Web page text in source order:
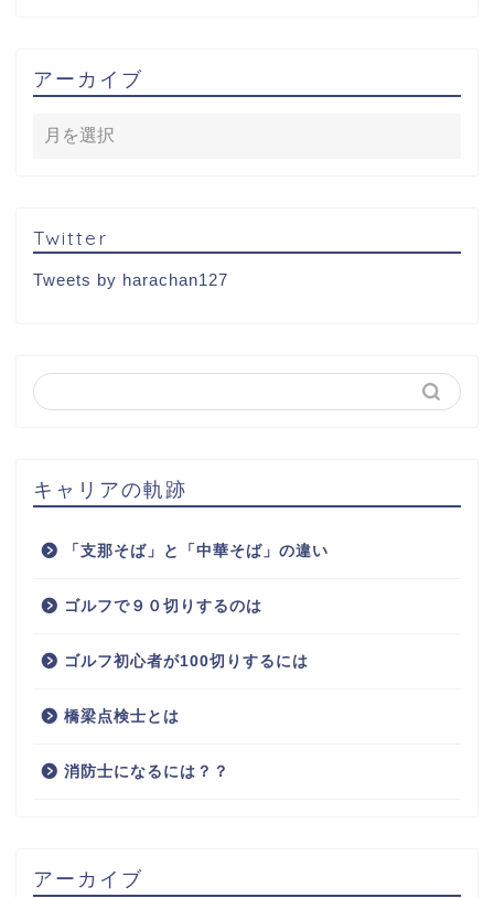
アーカイブ
Twitter
Tweets by harachan127
キャリアの軌跡
「支那そば」と「中華そば」の違い
ゴルフで９０切りするのは
ゴルフ初心者が100切りするには
橋梁点検士とは
消防士になるには？？
アーカイブ